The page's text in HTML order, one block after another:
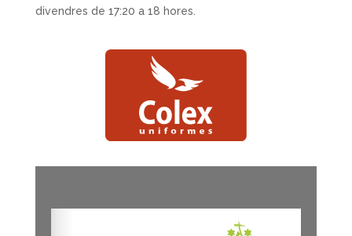
divendres de 17:20 a 18 hores.